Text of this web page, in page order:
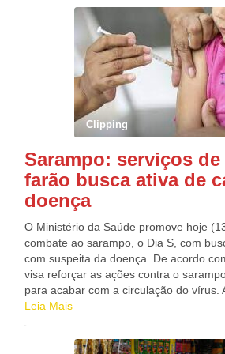
PEBA, dos 64, 23 estão ocupados
ocupação). Fonte: Edenevaldo Alves
Clipping
Sarampo: serviços de
farão busca ativa de
doença
O Ministério da Saúde promove hoje
combate ao sarampo, o Dia S, com
com suspeita da doença. De acordo
visa reforçar as ações contra o
para acabar com a circulação do vírus.
conjunto com os serviços de saúde de
vírus do sarampo e da rubéola, nos
Leia Mais